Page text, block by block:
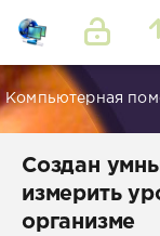
Компьютерная
Создан
измерить
организме